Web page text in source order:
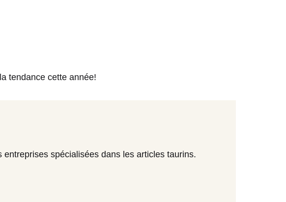
tendance cette année!
entreprises spécialisées dans les articles taurins.